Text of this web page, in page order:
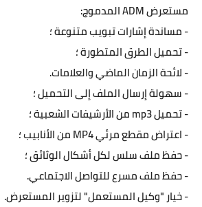
مستعرض ADM المدموج:
- مساندة إشارات تبويب متنوعة ؛
- تحميل الطرق المتطورة ؛
- لائحة الزمان الماضي والعلامات.
- سهولة إرسال الملف إلى التحميل ؛
- تحميل mp3 من الأرشيفات الشعبية ؛
- اعتراض مقطع مرئي MP4 من الأنابيب ؛
- حفظ ملف سلس لكل أشكال الوثائق ؛
- حفظ ملف مسرع للتواصل الاجتماعي.
- خيار "وكيل المستعمل" لتزوير المستعرض.